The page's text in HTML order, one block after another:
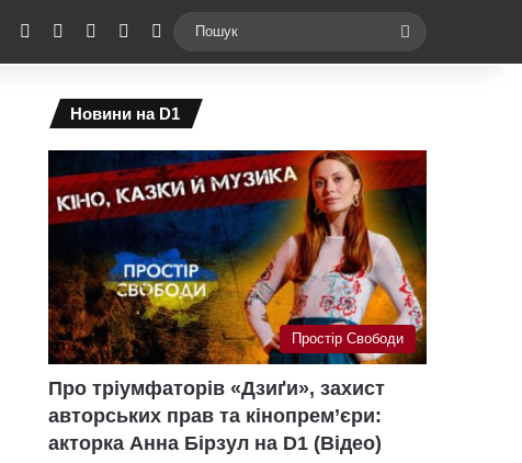
Facebook YouTubeInstagramTelegramSwitch skin
Новини на D1
Простір Свободи
Про тріумфаторів «Дзиґи», захист
авторських прав та кінопрем’єри:
акторка Анна Бірзул на D1 (Відео)